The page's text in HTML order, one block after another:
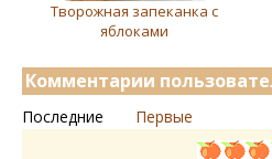
Творожная запеканка с
яблоками
Комментарии
Последние Первые